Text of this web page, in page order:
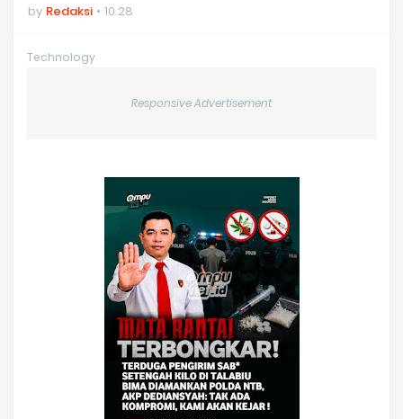
by Redaksi 10.28
Technology
Responsive Advertisement